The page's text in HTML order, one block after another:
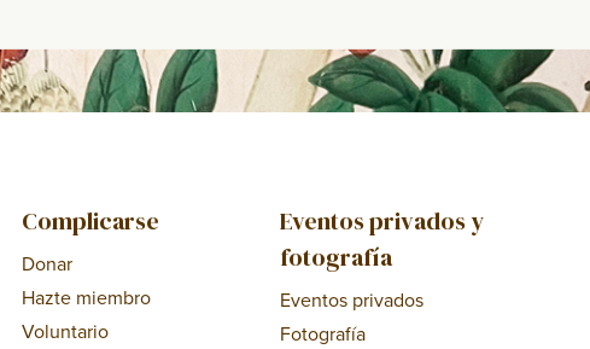
Complicarse
Donar
Hazte miembro
Voluntario
Eventos privados y
fotografía
Eventos privados
Fotografía